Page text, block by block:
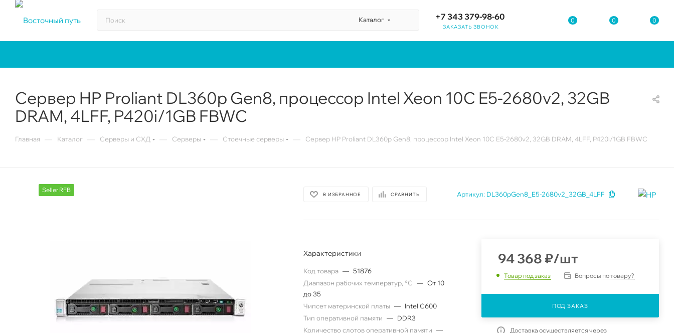
Каталог +7 343 379-98-60
ЗАКАЗАТЬ ЗВОНОК
0 0 0
Сервер HP Proliant DL360p Gen8, процессор Intel Xeon 10C E5-2680v2, 32GB
DRAM, 4LFF, P420i/1GB FBWC
Главная Каталог Серверы и СХД Серверы Стоечные серверы Сервер HP Proliant DL360p Gen8, процессор Intel Xeon 10C E5-2680v2, 32GB DRAM, 4LFF, P420i/1GB FBWC
Seller RFB
В ИЗБРАННОЕ СРАВНИТЬ Артикул: DL360pGen8_E5-2680v2_32GB_4LFF
Характеристики
Код товара — 51876
Диапазон рабочих температур, °C — От 10
до 35
Чипсет материнской платы — Intel C600
Тип оперативной памяти — DDR3
Количество слотов оперативной памяти —
94 368 ₽/шт
Товар под заказ Вопросы по товару?
ПОД ЗАКАЗ
Доставка осуществляется через